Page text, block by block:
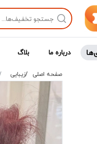
درباره ما بلاگ
صفحه اصلی زیبایی